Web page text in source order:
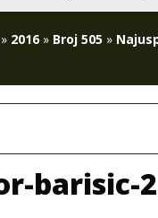
» 2016 » Broj 505 »
barisic-2